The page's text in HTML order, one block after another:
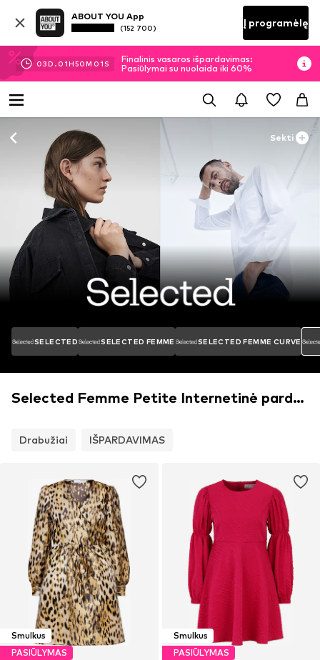
ABOUT YOU App
(152 700) Į programėlę
03D. 01H50M 01 S
Finalinis vasaros išpardavimas:
Pasiūlymai su nuolaida iki 60%
Sekti
SELECTED SELECTED FEMME SELECTED FEMME CURVE
Selected Femme Petite Internetinė parduotuvė
Drabužiai IŠPARDAVIMAS
Smulkus
PASIŪLYMAS
Smulkus
PASIŪLYMAS